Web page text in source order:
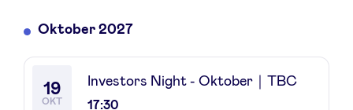
Oktober 2027
19
OKT 17:30
Investors Night - Oktober｜TBC